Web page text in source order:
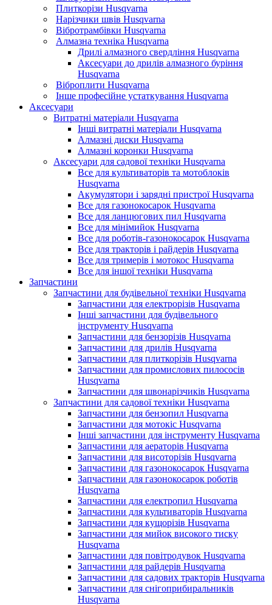
Плиткорізи Husqvarna
Нарізчики швів Husqvarna
Вібротрамбівки Husqvarna
Алмазна техніка Husqvarna
Дрилі алмазного свердління Husqvarna
Аксесуари до дрилів алмазного буріння
Husqvarna
Віброплити Husqvarna
Інше професійне устаткування Husqvarna
Аксесуари
Витратні матеріали Husqvarna
Інші витратні матеріали Husqvarna
Алмазні диски Husqvarna
Алмазні коронки Husqvarna
Аксесуари для садової техніки Husqvarna
Все для культиваторів та мотоблоків
Husqvarna
Акумулятори і зарядні пристрої Husqvarna
Все для газонокосарок Husqvarna
Все для ланцюгових пил Husqvarna
Все для мінімийок Husqvarna
Все для роботів-газонокосарок Husqvarna
Все для тракторів і райдерів Husqvarna
Все для тримерів і мотокос Husqvarna
Все для іншої техніки Husqvarna
Запчастини
Запчастини для будівельної техніки Husqvarna
Запчастини для електрорізів Husqvarna
Інші запчастини для будівельного
інструменту Husqvarna
Запчастини для бензорізів Husqvarna
Запчастини для дрилів Husqvarna
Запчастини для плиткорізів Husqvarna
Запчастини для промислових пилососів
Husqvarna
Запчастини для швонарізчиків Husqvarna
Запчастини для садової техніки Husqvarna
Запчастини для бензопил Husqvarna
Запчастини для мотокіс Husqvarna
Інші запчастини для інструменту Husqvarna
Запчастини для аераторів Husqvarna
Запчастини для висоторізів Husqvarna
Запчастини для газонокосарок Husqvarna
Запчастини для газонокосарок роботів
Husqvarna
Запчастини для електропил Husqvarna
Запчастини для культиваторів Husqvarna
Запчастини для кущорізів Husqvarna
Запчастини для мийок високого тиску
Husqvarna
Запчастини для повітродувок Husqvarna
Запчастини для райдерів Husqvarna
Запчастини для садових тракторів Husqvarna
Запчастини для снігоприбиральників
Husqvarna